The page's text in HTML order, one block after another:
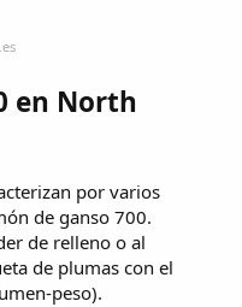
en North
por varios
de ganso 700.
de relleno o al
de plumas con el
peso).